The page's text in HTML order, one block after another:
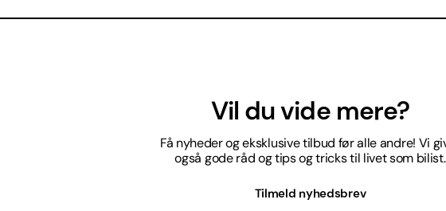
Vil du vide mere?
Få nyheder og eksklusive tilbud før alle andre! Vi
også gode råd og tips og tricks til livet som bilist.
Tilmeld nyhedsbrev